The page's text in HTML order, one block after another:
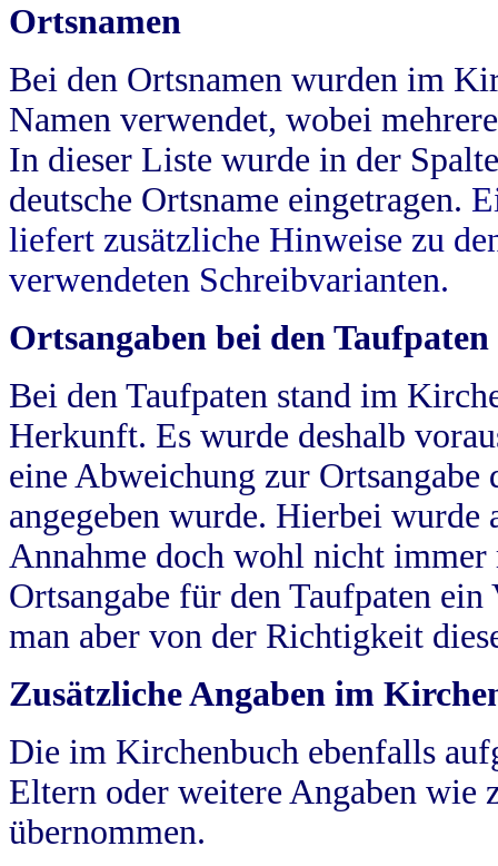
Ortsnamen
Bei den Ortsnamen wurden im
Namen verwendet, wobei
In dieser Liste wurde in der
deutsche Ortsname eingetragen.
liefert zusätzliche Hinweise zu
verwendeten Schreibvarianten.
Ortsangaben bei den Taufpaten
Bei den Taufpaten stand im
Herkunft. Es wurde deshalb
eine Abweichung zur
angegeben wurde. Hierbei wurde
Annahme doch wohl nicht
Ortsangabe für den Taufpaten
man aber von der Richtigkeit
Zusätzliche Angaben im
Die im Kirchenbuch ebenfalls
Eltern oder weitere Angaben wie
übernommen.